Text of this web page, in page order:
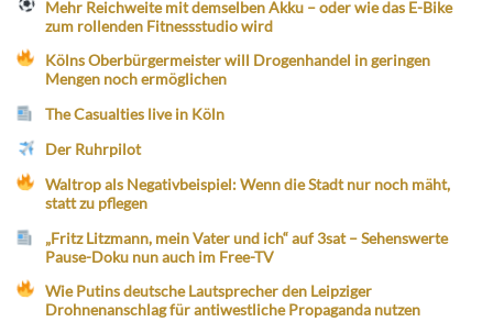
Mehr Reichweite mit demselben Akku – oder wie das E-Bike
zum rollenden Fitnessstudio wird
Kölns Oberbürgermeister will Drogenhandel in geringen
Mengen noch ermöglichen
The Casualties live in Köln
Der Ruhrpilot
Waltrop als Negativbeispiel: Wenn die Stadt nur noch mäht,
statt zu pflegen
„Fritz Litzmann, mein Vater und ich“ auf 3sat – Sehenswerte
Pause-Doku nun auch im Free-TV
Wie Putins deutsche Lautsprecher den Leipziger
Drohnenanschlag für antiwestliche Propaganda nutzen